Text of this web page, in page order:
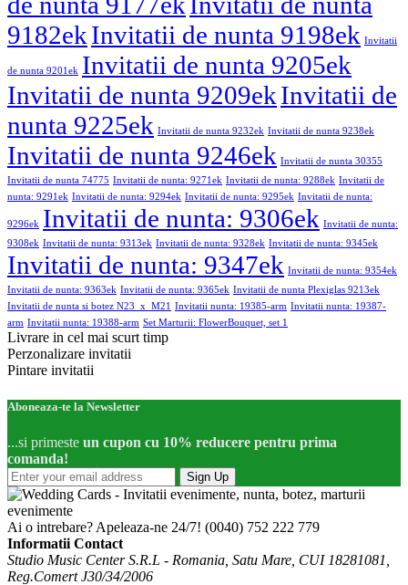
9182ekInvitatii de nunta 9198ek Invitatii
de nunta 9201ek Invitatii de nunta 9205ek
Invitatii de nunta 9209ekInvitatii de
nunta 9225ek Invitatii de nunta 9232ek Invitatii de nunta 9238ek
Invitatii de nunta 9246ek Invitatii de nunta 30355
Invitatii de nunta 74775 Invitatii de nunta: 9271ek Invitatii de nunta: 9288ek Invitatii de
nunta: 9291ek Invitatii de nunta: 9294ek Invitatii de nunta: 9295ek Invitatii de nunta:
9296ek Invitatii de nunta: 9306ek Invitatii de nunta:
9308ek Invitatii de nunta: 9313ek Invitatii de nunta: 9328ek Invitatii de nunta: 9345ek
Invitatii de nunta: 9347ek Invitatii de nunta: 9354ek
Invitatii de nunta: 9363ek Invitatii de nunta: 9365ek Invitatii de nunta Plexiglas 9213ek
Invitatii de nunta si botez N23_x_M21 Invitatii nunta: 19385-arm Invitatii nunta: 19387-
arm Invitatii nunta: 19388-arm Set Marturii: FlowerBouquet, set 1
Livrare in cel mai scurt timp
Perzonalizare invitatii
Pintare invitatii
Aboneaza-te la Newsletter
...si primeste un cupon cu 10% reducere pentru prima
comanda!
Sign Up
Ai o intrebare? Apeleaza-ne 24/7! (0040) 752 222 779
Informatii Contact
Studio Music Center S.R.L - Romania, Satu Mare, CUI 18281081,
Reg.Comert J30/34/2006